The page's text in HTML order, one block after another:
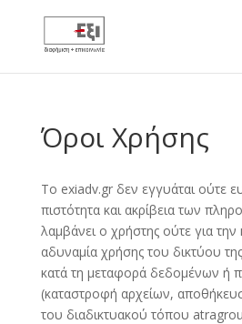
Όροι Χρήσης
To exiadv.gr δεν εγγυάται ούτε
πιστότητα και ακρίβεια των
λαμβάνει ο χρήστης ούτε για
αδυναμία χρήσης του δικτύου
κατά τη μεταφορά δεδομένων ή
(καταστροφή αρχείων,
του διαδικτυακού τόπου